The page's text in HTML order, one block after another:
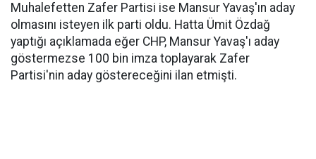
Muhalefetten Zafer Partisi ise Mansur Yavaş'ın aday
olmasını isteyen ilk parti oldu. Hatta Ümit Özdağ
yaptığı açıklamada eğer CHP, Mansur Yavaş'ı aday
göstermezse 100 bin imza toplayarak Zafer
Partisi'nin aday göstereceğini ilan etmişti.